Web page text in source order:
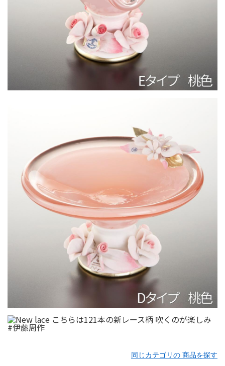
同じカテゴリの 商品を探す